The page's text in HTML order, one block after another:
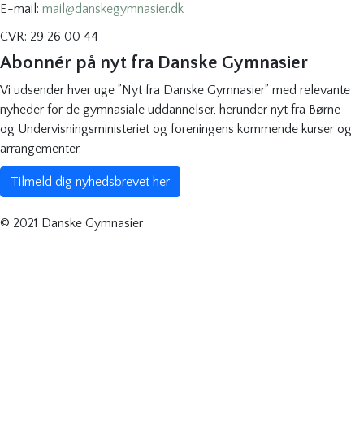
E-mail: mail@danskegymnasier.dk
CVR: 29 26 00 44
Abonnér på nyt fra Danske Gymnasier
Vi udsender hver uge ”Nyt fra Danske Gymnasier” med relevante
nyheder for de gymnasiale uddannelser, herunder nyt fra Børne-
og Undervisningsministeriet og foreningens kommende kurser og
arrangementer.
Tilmeld dig nyhedsbrevet her
© 2021 Danske Gymnasier